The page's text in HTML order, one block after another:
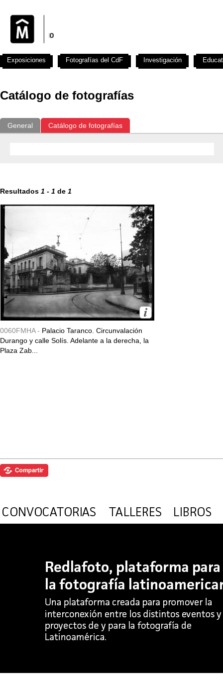
Catálogo de fotografías
General Catálogo de fotografías
Resultados 1 - 1 de 1
0060FMHA - Palacio Taranco. Circunvalación
Durango y calle Solís. Adelante a la derecha, la
Plaza Zab...
Exposiciones Fotografías del CdF Investigación